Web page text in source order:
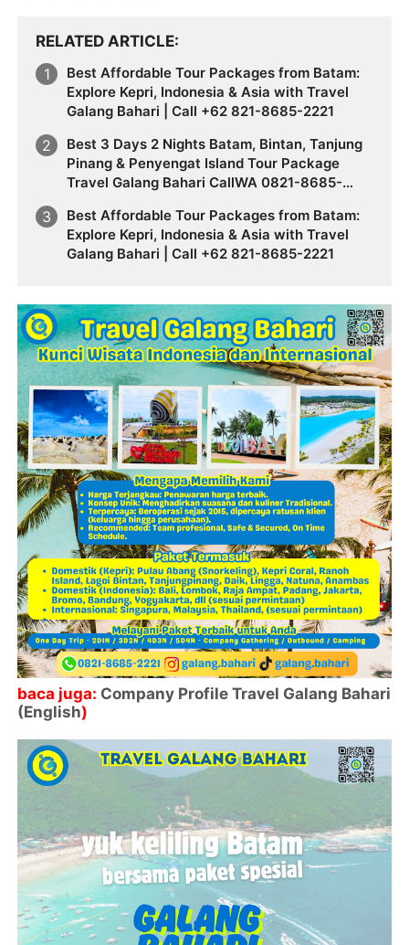
RELATED ARTICLE
Best Affordable Tour Packages from Batam:
Explore Kepri, Indonesia & Asia with Travel
Galang Bahari | Call +62 821-8685-2221
Best 3 Days 2 Nights Batam, Bintan, Tanjung
Pinang & Penyengat Island Tour Package
Travel Galang Bahari CallWA 0821-8685-
Best Affordable Tour Packages from Batam:
Explore Kepri, Indonesia & Asia with Travel
Galang Bahari | Call +62 821-8685-2221
baca juga: Company Profile Travel Galang Bahari
(English)